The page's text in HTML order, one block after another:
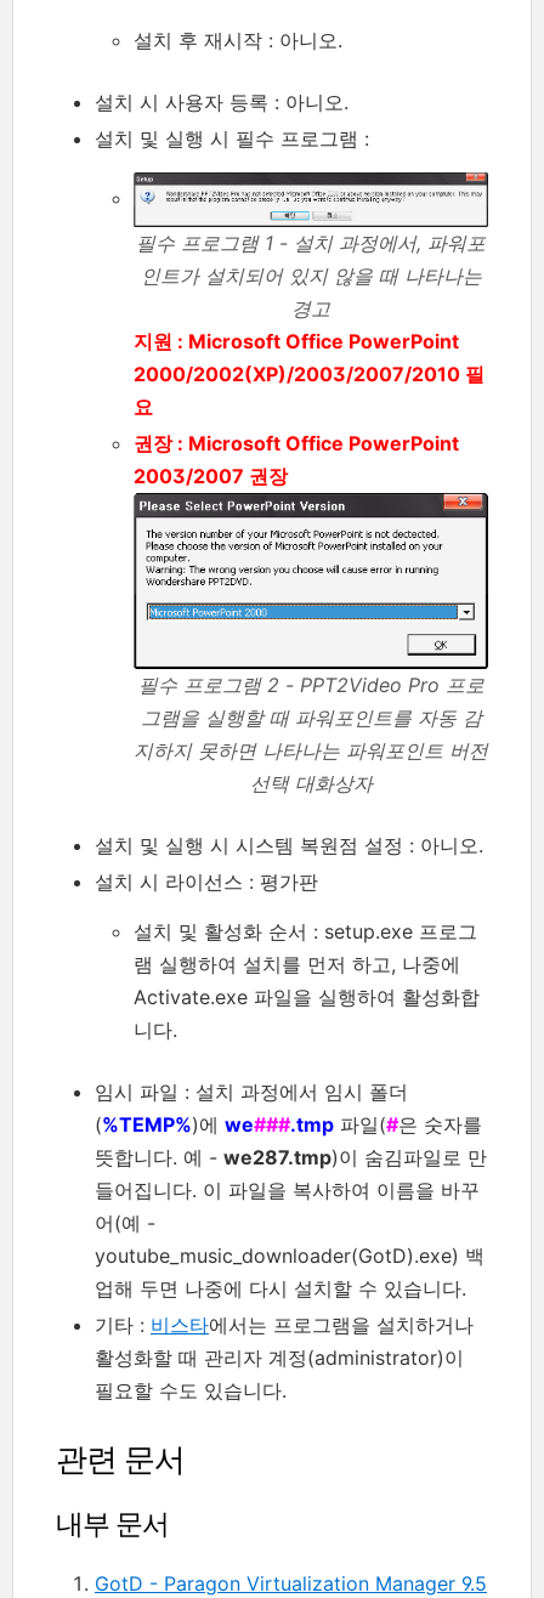
설치 후 재시작 : 아니오.
설치 시 사용자 등록 : 아니오.
설치 및 실행 시 필수 프로그램 :
필수 프로그램 1 - 설치 과정에서, 파워포
인트가 설치되어 있지 않을 때 나타나는
경고
지원 : Microsoft Office PowerPoint
2000/2002(XP)/2003/2007/2010 필
요
권장 : Microsoft Office PowerPoint
2003/2007 권장
필수 프로그램 2 - PPT2Video Pro 프로
그램을 실행할 때 파워포인트를 자동 감
지하지 못하면 나타나는 파워포인트 버전
선택 대화상자
설치 및 실행 시 시스템 복원점 설정 : 아니오.
설치 시 라이선스 : 평가판
설치 및 활성화 순서 : setup.exe 프로그
램 실행하여 설치를 먼저 하고, 나중에
Activate.exe 파일을 실행하여 활성화합
니다.
임시 파일 : 설치 과정에서 임시 폴더
(%TEMP%)에 we###.tmp 파일(#은 숫자를
뜻합니다. 예 - we287.tmp)이 숨김파일로 만
들어집니다. 이 파일을 복사하여 이름을 바꾸
어(예 -
youtube_music_downloader(GotD).exe) 백
업해 두면 나중에 다시 설치할 수 있습니다.
기타 : 비스타에서는 프로그램을 설치하거나
활성화할 때 관리자 계정(administrator)이
필요할 수도 있습니다.
관련 문서
내부 문서
GotD - Paragon Virtualization Manager 9.5